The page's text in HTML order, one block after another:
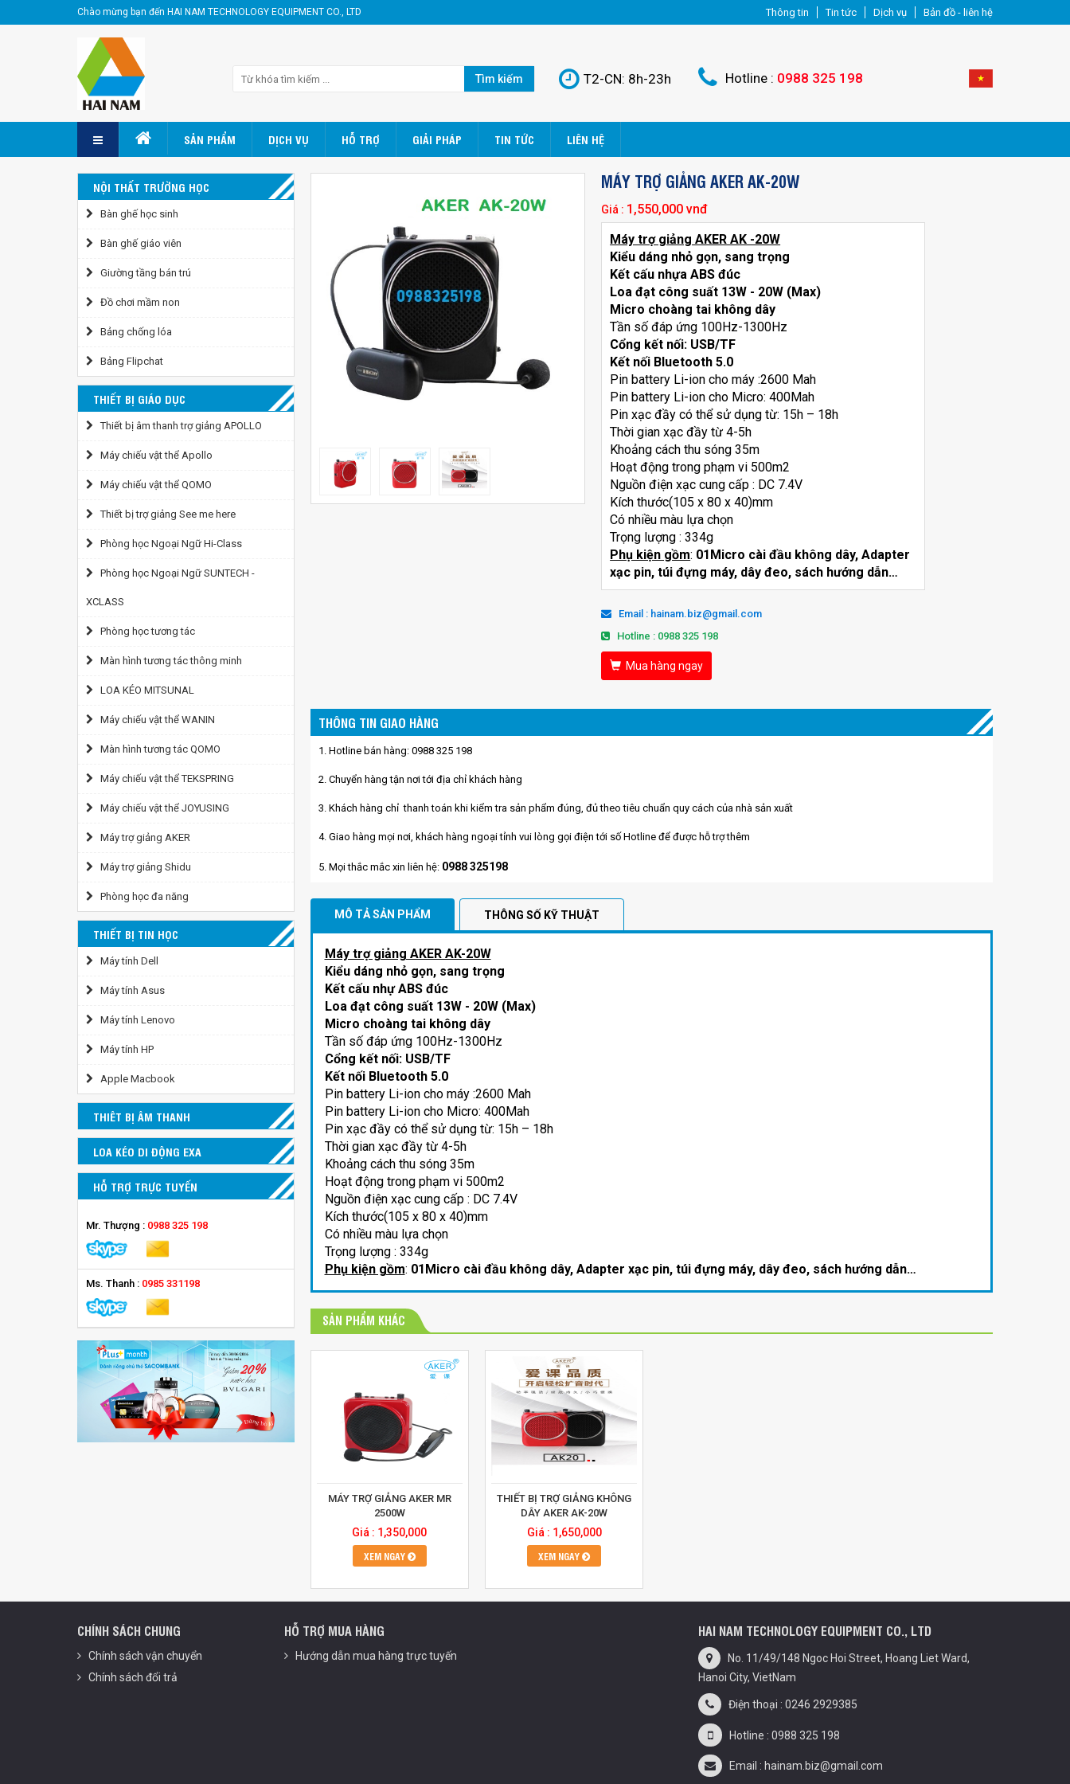
Chào mừng bạn đến HAI NAM TECHNOLOGY EQUIPMENT CO., LTD Thông tin Tin tức Dịch vụ Bản đồ - liên hệ
Tìm kiếm T2-CN: 8h-23h Hotline : 0988 325 198
SẢN PHẨM DỊCH VỤ HỖ TRỢ GIẢI PHÁP TIN TỨC LIÊN HỆ
MÁY TRỢ GIẢNG AKER AK-20W
Giá : 1,550,000 vnđ
Máy trợ giảng AKER AK -20W
Kiểu dáng nhỏ gọn, sang trọng
Kết cấu nhựa ABS đúc
Loa đạt công suất 13W - 20W (Max)
Micro choàng tai không dây
Tần số đáp ứng 100Hz-1300Hz
Cổng kết nối: USB/TF
Kết nối Bluetooth 5.0
Pin battery Li-ion cho máy :2600 Mah
Pin battery Li-ion cho Micro: 400Mah
Pin xạc đầy có thể sử dụng từ: 15h – 18h
Thời gian xạc đầy từ 4-5h
Khoảng cách thu sóng 35m
Hoạt động trong phạm vi 500m2
Nguồn điện xạc cung cấp : DC 7.4V
Kích thước(105 x 80 x 40)mm
Có nhiều màu lựa chọn
Trọng lượng : 334g
Phụ kiện gồm: 01Micro cài đầu không dây, Adapter
xạc pin, túi đựng máy, dây đeo, sách hướng dẫn…
Email : hainam.biz@gmail.com
Hotline : 0988 325 198
Mua hàng ngay
THÔNG TIN GIAO HÀNG
1. Hotline bán hàng: 0988 325 198
2. Chuyển hàng tận nơi tới địa chỉ khách hàng
3. Khách hàng chỉ thanh toán khi kiểm tra sản phẩm đúng, đủ theo tiêu chuẩn quy cách của nhà sản xuất
4. Giao hàng mọi nơi, khách hàng ngoại tỉnh vui lòng gọi điện tới số Hotline để được hỗ trợ thêm
5. Mọi thắc mắc xin liên hệ: 0988 325198
MÔ TẢ SẢN PHẨM THÔNG SỐ KỸ THUẬT
Máy trợ giảng AKER AK-20W
Kiểu dáng nhỏ gọn, sang trọng
Kết cấu nhự ABS đúc
Loa đạt công suất 13W - 20W (Max)
Micro choàng tai không dây
Tần số đáp ứng 100Hz-1300Hz
Cổng kết nối: USB/TF
Kết nối Bluetooth 5.0
Pin battery Li-ion cho máy :2600 Mah
Pin battery Li-ion cho Micro: 400Mah
Pin xạc đầy có thể sử dụng từ: 15h – 18h
Thời gian xạc đầy từ 4-5h
Khoảng cách thu sóng 35m
Hoạt động trong phạm vi 500m2
Nguồn điện xạc cung cấp : DC 7.4V
Kích thước(105 x 80 x 40)mm
Có nhiều màu lựa chọn
Trọng lượng : 334g
Phụ kiện gồm: 01Micro cài đầu không dây, Adapter xạc pin, túi đựng máy, dây đeo, sách hướng dẫn…
SẢN PHẨM KHÁC
MÁY TRỢ GIẢNG AKER MR
2500W
Giá : 1,350,000
XEM NGAY
THIẾT BỊ TRỢ GIẢNG KHÔNG
DÂY AKER AK-20W
Giá : 1,650,000
XEM NGAY
NỘI THẤT TRƯỜNG HỌC
Bàn ghế học sinh
Bàn ghế giáo viên
Giường tầng bán trú
Đồ chơi mầm non
Bảng chống lóa
Bảng Flipchat
THIẾT BỊ GIÁO DỤC
Thiết bị âm thanh trợ giảng APOLLO
Máy chiếu vật thể Apollo
Máy chiếu vật thể QOMO
Thiết bị trợ giảng See me here
Phòng học Ngoại Ngữ Hi-Class
Phòng học Ngoại Ngữ SUNTECH -
XCLASS
Phòng học tương tác
Màn hình tương tác thông minh
LOA KÉO MITSUNAL
Máy chiếu vật thể WANIN
Màn hình tương tác QOMO
Máy chiếu vật thể TEKSPRING
Máy chiếu vật thể JOYUSING
Máy trợ giảng AKER
Máy trợ giảng Shidu
Phòng học đa năng
THIẾT BỊ TIN HỌC
Máy tính Dell
Máy tính Asus
Máy tính Lenovo
Máy tính HP
Apple Macbook
THIÊT BỊ ÂM THANH
LOA KÉO DI ĐỘNG EXA
HỖ TRỢ TRỰC TUYẾN
Mr. Thượng : 0988 325 198
Ms. Thanh : 0985 331198
CHÍNH SÁCH CHUNG
Chính sách vận chuyển
Chính sách đổi trả
HỖ TRỢ MUA HÀNG
Hướng dẫn mua hàng trực tuyến
HAI NAM TECHNOLOGY EQUIPMENT CO., LTD
No. 11/49/148 Ngoc Hoi Street, Hoang Liet Ward,
Hanoi City, VietNam
Điện thoại : 0246 2929385
Hotline : 0988 325 198
Email : hainam.biz@gmail.com